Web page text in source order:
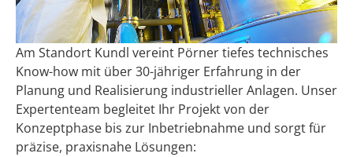
Am Standort Kundl vereint Pörner tiefes technisches
Know-how mit über 30-jähriger Erfahrung in der
Planung und Realisierung industrieller Anlagen. Unser
Expertenteam begleitet Ihr Projekt von der
Konzeptphase bis zur Inbetriebnahme und sorgt für
präzise, praxisnahe Lösungen: